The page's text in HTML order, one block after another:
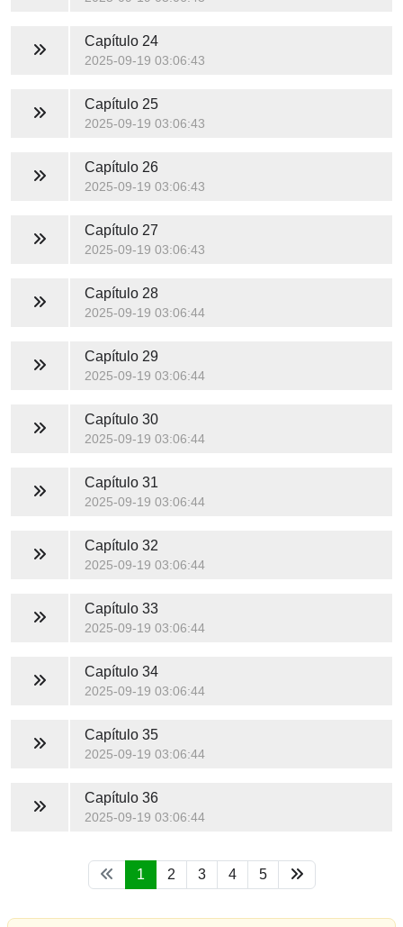
Capítulo 24
2025-09-19 03:06:43
Capítulo 25
2025-09-19 03:06:43
Capítulo 26
2025-09-19 03:06:43
Capítulo 27
2025-09-19 03:06:43
Capítulo 28
2025-09-19 03:06:44
Capítulo 29
2025-09-19 03:06:44
Capítulo 30
2025-09-19 03:06:44
Capítulo 31
2025-09-19 03:06:44
Capítulo 32
2025-09-19 03:06:44
Capítulo 33
2025-09-19 03:06:44
Capítulo 34
2025-09-19 03:06:44
Capítulo 35
2025-09-19 03:06:44
Capítulo 36
2025-09-19 03:06:44
1 2 3 4 5